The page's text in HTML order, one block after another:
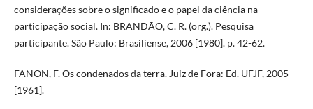
considerações sobre o significado e o papel da ciência na
participação social. In: BRANDÃO, C. R. (org.). Pesquisa
participante. São Paulo: Brasiliense, 2006 [1980]. p. 42-62.
FANON, F. Os condenados da terra. Juiz de Fora: Ed. UFJF, 2005
[1961].